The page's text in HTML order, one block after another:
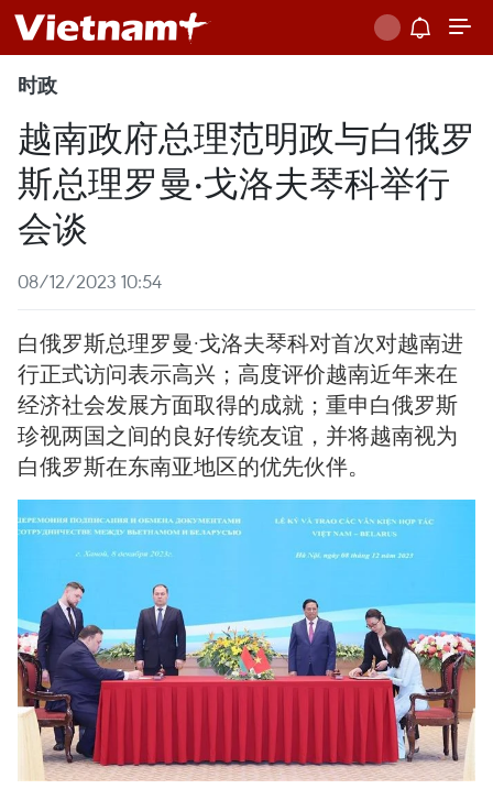
时政
越南政府总理范明政与白俄罗
斯总理罗曼·戈洛夫琴科举行
会谈
08/12/2023 10:54
白俄罗斯总理罗曼·戈洛夫琴科对首次对越南进
行正式访问表示高兴；高度评价越南近年来在
经济社会发展方面取得的成就；重申白俄罗斯
珍视两国之间的良好传统友谊，并将越南视为
白俄罗斯在东南亚地区的优先伙伴。